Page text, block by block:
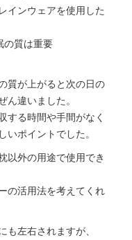
インウェアを使用した
の質は重要
質が上がると次の日の
ん違いました。
する時間や手間がなく
いポイントでした。
以外の用途で使用でき
の活用法を考えてくれ
も左右されますが、